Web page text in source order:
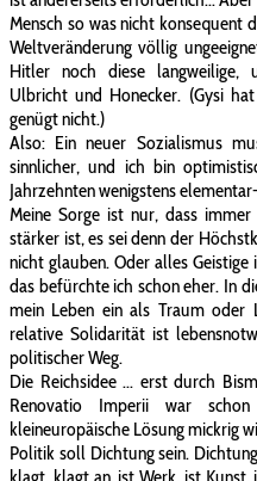
Mensch so was nicht konsequent
Weltveränderung völlig
Hitler noch diese langweilige,
Ulbricht und Honecker. (Gysi
genügt nicht.)
Also: Ein neuer Sozialismus
sinnlicher, und ich bin
Jahrzehnten wenigstens
Meine Sorge ist nur, dass
stärker ist, es sei denn der
nicht glauben. Oder alles
das befürchte ich schon eher. In
mein Leben ein als Traum oder
relative Solidarität ist
politischer Weg.
Die Reichsidee ... erst durch
Renovatio Imperii war
kleineuropäische Lösung mickrig
Politik soll Dichtung sein.